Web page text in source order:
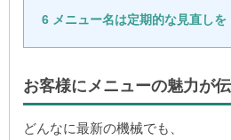
6 メニュー名は定期的な見直しを
お客様にメニューの魅力が
どんなに最新の機械でも、